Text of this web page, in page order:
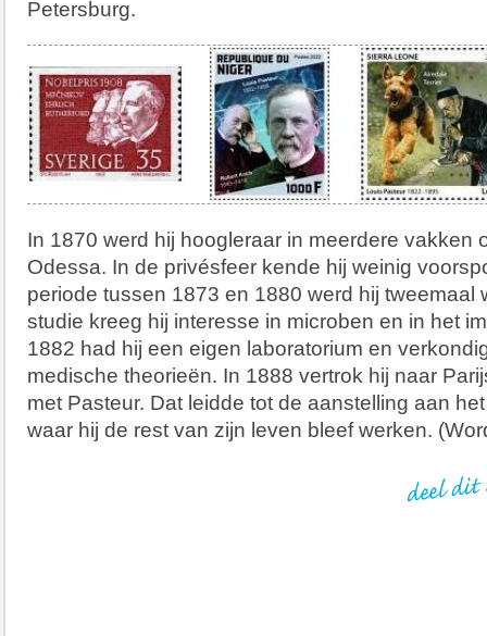
Petersburg.
In 1870 werd hij hoogleraar in meerdere vakken
Odessa. In de privésfeer kende hij weinig
periode tussen 1873 en 1880 werd hij tweemaal
studie kreeg hij interesse in microben en in het
1882 had hij een eigen laboratorium en
medische theorieën. In 1888 vertrok hij naar
met Pasteur. Dat leidde tot de aanstelling aan
waar hij de rest van zijn leven bleef werken.